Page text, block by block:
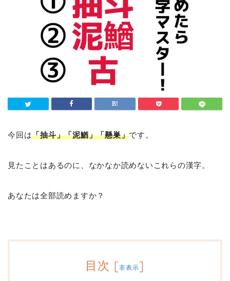
今回は「抽斗」「泥鰌」「懸巣」です。
見たことはあるのに、なかなか読めないこれらの漢字。
あなたは全部読めますか？
目次 [非表示]